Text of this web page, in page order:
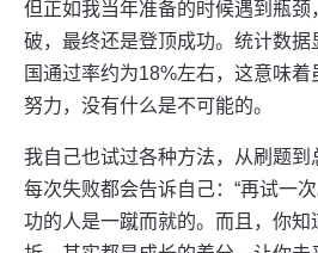
但正如我当年准备的时候遇到瓶颈
破，最终还是登顶成功。统计数
国通过率约为18%左右，这意味
努力，没有什么是不可能的。
我自己也试过各种方法，从刷题到
每次失败都会告诉自己：“再试一
功的人是一蹴而就的。而且，你